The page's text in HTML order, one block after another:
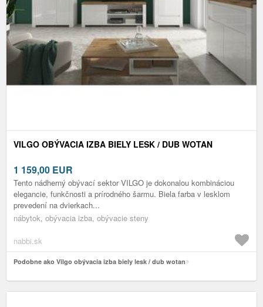
VILGO OBÝVACIA IZBA BIELY LESK / DUB WOTAN
1 159,00 EUR
Tento nádherný obývací sektor VILGO je dokonalou kombináciou
elegancie, funkčnosti a prírodného šarmu. Biela farba v lesklom
prevedení na dvierkach...
nábytok, obývacia izba, obývacie steny
nabbi.sk
Podobne ako Vilgo obývacia izba biely lesk / dub wotan